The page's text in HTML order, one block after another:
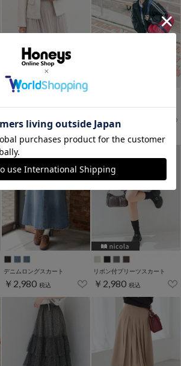
WEB限定ｻｲｽﾞ[3L]
プリーツスカート
￥2,980 税込
裏地パンツ付ミニスカート
￥2,980
デニムロングスカート
￥2,980 税込
リボン付プリーツスカート
￥2,980 税込